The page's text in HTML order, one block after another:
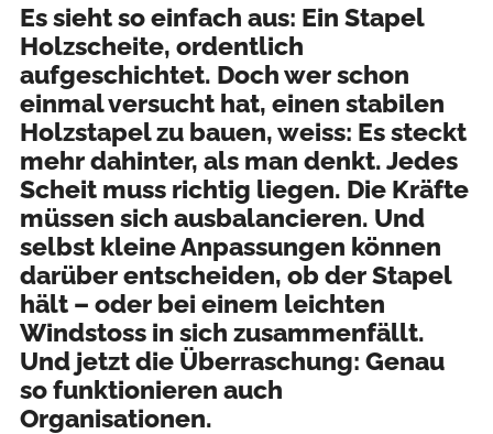
Es sieht so einfach aus: Ein Stapel
Holzscheite, ordentlich
aufgeschichtet. Doch wer schon
einmal versucht hat, einen stabilen
Holzstapel zu bauen, weiss: Es steckt
mehr dahinter, als man denkt. Jedes
Scheit muss richtig liegen. Die Kräfte
müssen sich ausbalancieren. Und
selbst kleine Anpassungen können
darüber entscheiden, ob der Stapel
hält – oder bei einem leichten
Windstoss in sich zusammenfällt.
Und jetzt die Überraschung: Genau
so funktionieren auch
Organisationen.